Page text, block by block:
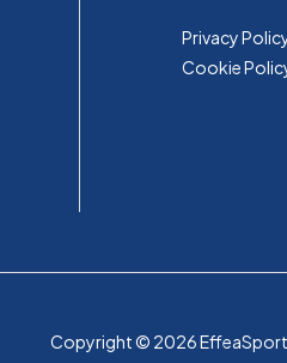
Privacy
Cookie
Copyright © 2026 EffeaSport